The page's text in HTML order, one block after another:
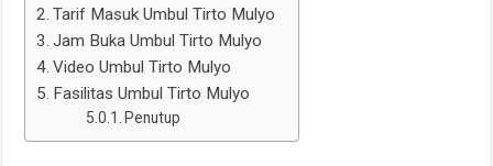
Tarif Masuk Umbul Tirto Mulyo
Jam Buka Umbul Tirto Mulyo
Video Umbul Tirto Mulyo
Fasilitas Umbul Tirto Mulyo
Penutup